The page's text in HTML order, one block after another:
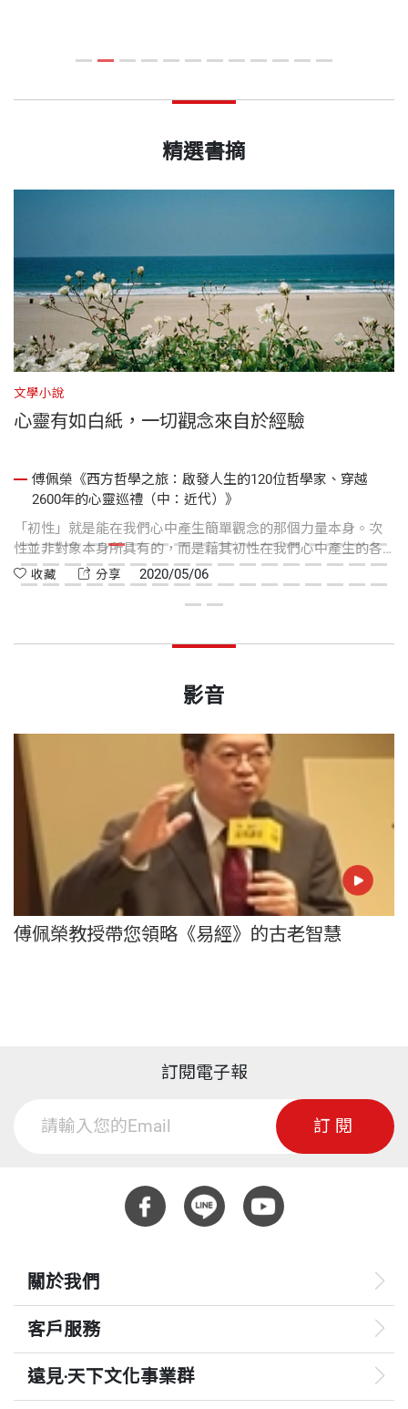
精選書摘
文學小說
心靈有如白紙，一切觀念來自於經驗
傅佩榮《西方哲學之旅：啟發人生的120位哲學家、穿越
2600年的心靈巡禮（中：近代）》
「初性」就是能在我們心中產生簡單觀念的那個力量本身。次
性並非對象本身所具有的，而是藉其初性在我們心中產生的各
種感覺。
收藏 分享 2020/05/06
影音
傅佩榮教授帶您領略《易經》的古老智慧
訂閱電子報
訂閱
關於我們
客戶服務
遠見‧天下文化事業群